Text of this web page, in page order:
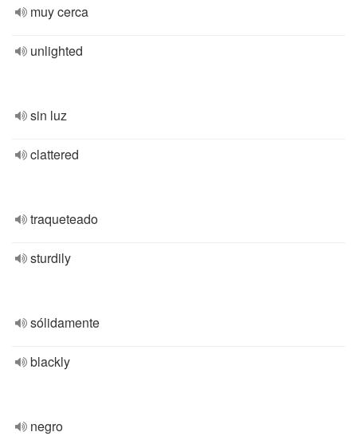
muy cerca
unlighted
sin luz
clattered
traqueteado
sturdily
sólidamente
blackly
negro